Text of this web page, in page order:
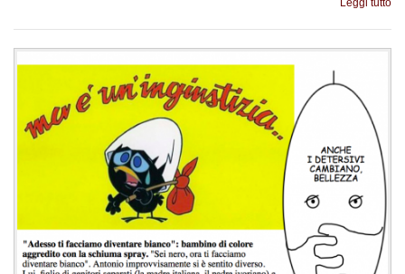
Leggi tutto